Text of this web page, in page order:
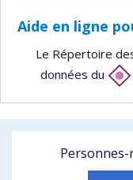
Aide en ligne
Le Répertoire
données du